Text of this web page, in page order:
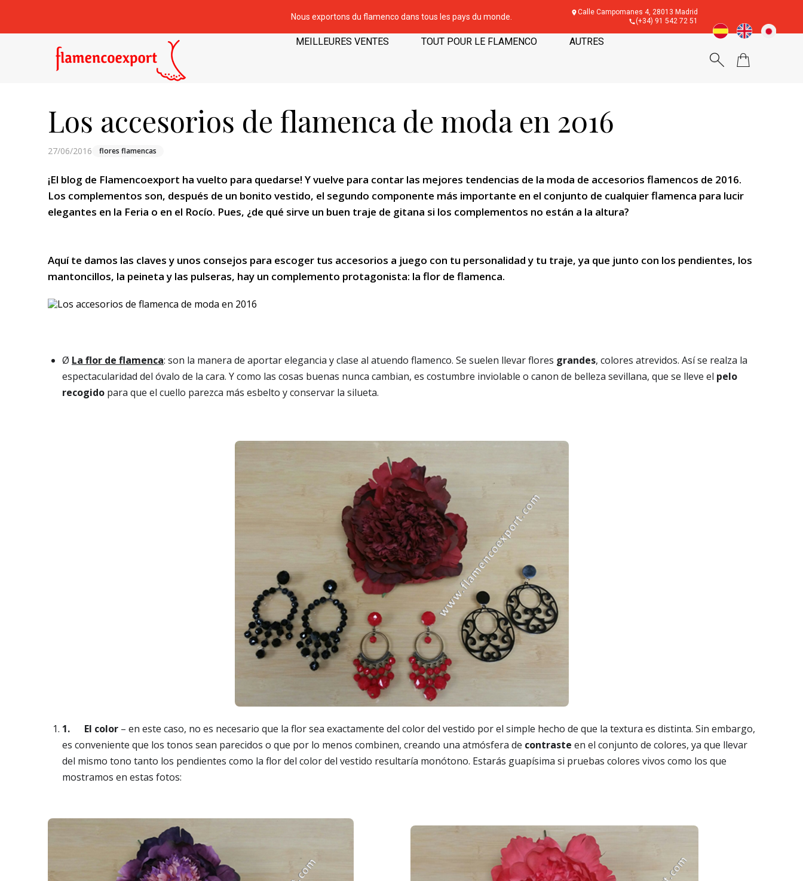
Nous exportons du flamenco dans tous les pays du monde.
Calle Campomanes 4, 28013 Madrid
(+34) 91 542 72 51
MEILLEURES VENTES TOUT POUR LE FLAMENCO AUTRES
Los accesorios de flamenca de moda en 2016
27/06/2016 flores flamencas
¡El blog de Flamencoexport ha vuelto para quedarse! Y vuelve para contar las mejores tendencias de la moda de accesorios flamencos de 2016.
Los complementos son, después de un bonito vestido, el segundo componente más importante en el conjunto de cualquier flamenca para lucir
elegantes en la Feria o en el Rocío. Pues, ¿de qué sirve un buen traje de gitana si los complementos no están a la altura?
Aquí te damos las claves y unos consejos para escoger tus accesorios a juego con tu personalidad y tu traje, ya que junto con los pendientes, los
mantoncillos, la peineta y las pulseras, hay un complemento protagonista: la flor de flamenca.
Ø La flor de flamenca: son la manera de aportar elegancia y clase al atuendo flamenco. Se suelen llevar flores grandes, colores atrevidos. Así se realza la
espectacularidad del óvalo de la cara. Y como las cosas buenas nunca cambian, es costumbre inviolable o canon de belleza sevillana, que se lleve el pelo
recogido para que el cuello parezca más esbelto y conservar la silueta.
1. El color – en este caso, no es necesario que la flor sea exactamente del color del vestido por el simple hecho de que la textura es distinta. Sin embargo,
es conveniente que los tonos sean parecidos o que por lo menos combinen, creando una atmósfera de contraste en el conjunto de colores, ya que llevar
del mismo tono tanto los pendientes como la flor del color del vestido resultaría monótono. Estarás guapísima si pruebas colores vivos como los que
mostramos en estas fotos: